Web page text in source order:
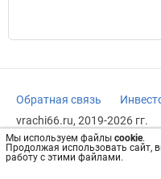
Мы используем файлы cookie.
Продолжая использовать сайт,
работу с этими файлами.
Обратная связь
vrachi66.ru, 2019-2026 гг.
Имеются
специалиста. Информация,